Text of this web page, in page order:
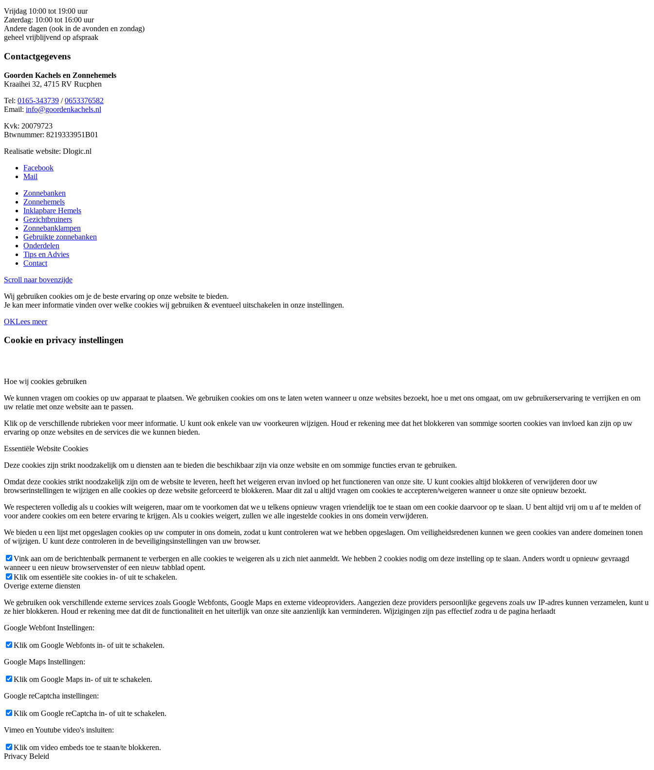
Vrijdag 10:00 tot 19:00 uur
Zaterdag: 10:00 tot 16:00 uur
Andere dagen (ook in de avonden en zondag)
geheel vrijblijvend op afspraak
Contactgegevens
Goorden Kachels en Zonnehemels
Kraaihei 32, 4715 RV Rucphen
Tel: 0165-343739 /0653376582
Email: info@goordenkachels.nl
Kvk: 20079723
Btwnummer: 8219333951B01
Realisatie website: Dlogic.nl
Facebook
Mail
Zonnebanken
Zonnehemels
Inklapbare Hemels
Gezichtbruiners
Zonnebanklampen
Gebruikte zonnebanken
Onderdelen
Tips en Advies
Contact
Scroll naar bovenzijde
Wij gebruiken cookies om je de beste ervaring op onze website te bieden.
Je kan meer informatie vinden over welke cookies wij gebruiken & eventueel uitschakelen in onze instellingen.
OKLees meer
Cookie en privacy instellingen
Hoe wij cookies gebruiken
We kunnen vragen om cookies op uw apparaat te plaatsen. We gebruiken cookies om ons te laten weten wanneer u onze websites bezoekt, hoe u met ons omgaat, om uw gebruikerservaring te verrijken en om
uw relatie met onze website aan te passen.
Klik op de verschillende rubrieken voor meer informatie. U kunt ook enkele van uw voorkeuren wijzigen. Houd er rekening mee dat het blokkeren van sommige soorten cookies van invloed kan zijn op uw
ervaring op onze websites en de services die we kunnen bieden.
Essentiële Website Cookies
Deze cookies zijn strikt noodzakelijk om u diensten aan te bieden die beschikbaar zijn via onze website en om sommige functies ervan te gebruiken.
Omdat deze cookies strikt noodzakelijk zijn om de website te leveren, heeft het weigeren ervan invloed op het functioneren van onze site. U kunt cookies altijd blokkeren of verwijderen door uw
browserinstellingen te wijzigen en alle cookies op deze website geforceerd te blokkeren. Maar dit zal u altijd vragen om cookies te accepteren/weigeren wanneer u onze site opnieuw bezoekt.
We respecteren volledig als u cookies wilt weigeren, maar om te voorkomen dat we u telkens opnieuw vragen vriendelijk toe te staan om een cookie daarvoor op te slaan. U bent altijd vrij om u af te melden of
voor andere cookies om een betere ervaring te krijgen. Als u cookies weigert, zullen we alle ingestelde cookies in ons domein verwijderen.
We bieden u een lijst met opgeslagen cookies op uw computer in ons domein, zodat u kunt controleren wat we hebben opgeslagen. Om veiligheidsredenen kunnen we geen cookies van andere domeinen tonen
of wijzigen. U kunt deze controleren in de beveiligingsinstellingen van uw browser.
Vink aan om de berichtenbalk permanent te verbergen en alle cookies te weigeren als u zich niet aanmeldt. We hebben 2 cookies nodig om deze instelling op te slaan. Anders wordt u opnieuw gevraagd
wanneer u een nieuw browservenster of een nieuw tabblad opent.
Klik om essentiële site cookies in- of uit te schakelen.
Overige externe diensten
We gebruiken ook verschillende externe services zoals Google Webfonts, Google Maps en externe videoproviders. Aangezien deze providers persoonlijke gegevens zoals uw IP-adres kunnen verzamelen, kunt u
ze hier blokkeren. Houd er rekening mee dat dit de functionaliteit en het uiterlijk van onze site aanzienlijk kan verminderen. Wijzigingen zijn pas effectief zodra u de pagina herlaadt
Google Webfont Instellingen:
Klik om Google Webfonts in- of uit te schakelen.
Google Maps Instellingen:
Klik om Google Maps in- of uit te schakelen.
Google reCaptcha instellingen:
Klik om Google reCaptcha in- of uit te schakelen.
Vimeo en Youtube video's insluiten:
Klik om video embeds toe te staan/te blokkeren.
Privacy Beleid